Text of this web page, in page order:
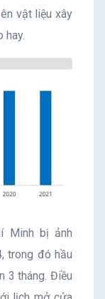
vật liệu xây
hay.
Minh bị ảnh
trong đó hầu
3 tháng. Điều